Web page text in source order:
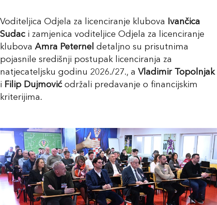
Voditeljica Odjela za licenciranje klubova
Ivančica
Sudaci zamjenica voditeljice Odjela za licenciranje
klubova Amra Peternel detaljno su prisutnima
pojasnile središnji postupak licenciranja za
natjecateljsku godinu 2026./27., a Vladimir Topolnjak
i Filip Dujmovićodržali predavanje o financijskim
kriterijima.